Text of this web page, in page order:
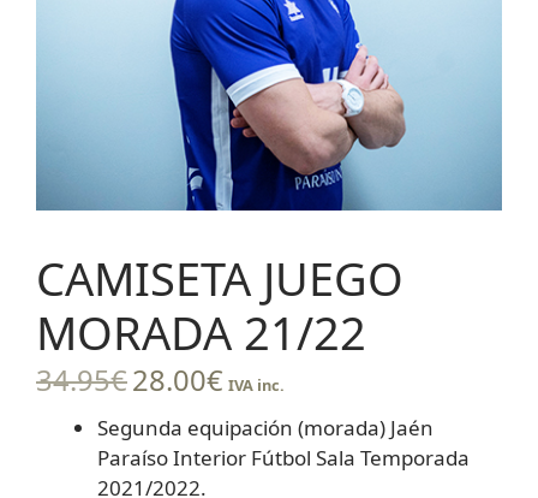
CAMISETA JUEGO
MORADA 21/22
34.95€28.00€ IVA inc.
Segunda equipación (morada) Jaén
Paraíso Interior Fútbol Sala Temporada
2021/2022.